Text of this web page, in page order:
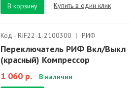
В корзину Купить в один клик
Код - RIF22-1-2100300 | РИФ
Переключатель РИФ Вкл/Выкл
(красный) Компрессор
1 060 р.
В наличии